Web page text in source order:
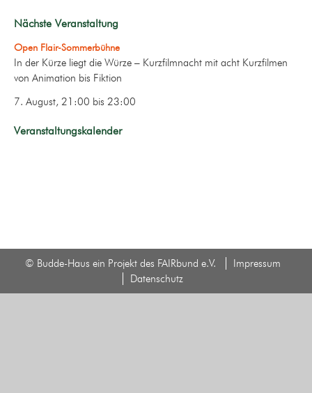
Nächste Veranstaltung
Open Flair-Sommerbühne
In der Kürze liegt die Würze – Kurzfilmnacht mit acht Kurzfilmen
von Animation bis Fiktion
7. August, 21:00 bis 23:00
Veranstaltungskalender
© Budde-Haus ein Projekt des FAIRbund e.V.
Impressum
Datenschutz